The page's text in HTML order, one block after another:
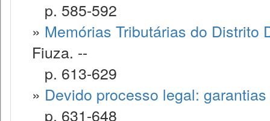
p. 585-592
» Memórias Tributárias do Distrito
Fiuza. --
p. 613-629
» Devido processo legal:
p. 631-648